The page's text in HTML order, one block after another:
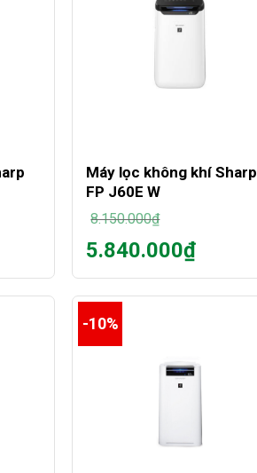
Máy lọc không khí Sharp
FP J60E W
8.150.000₫
Giá
gốc
là:
5.840.000₫
tại
là:
5.840.000₫.
-10%